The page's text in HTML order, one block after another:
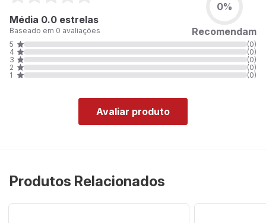
Média 0.0 estrelas
Baseado em 0 avaliações
0%
Recomendam
5
(0)
4
(0)
3
(0)
2
(0)
1
(0)
Avaliar produto
Produtos Relacionados